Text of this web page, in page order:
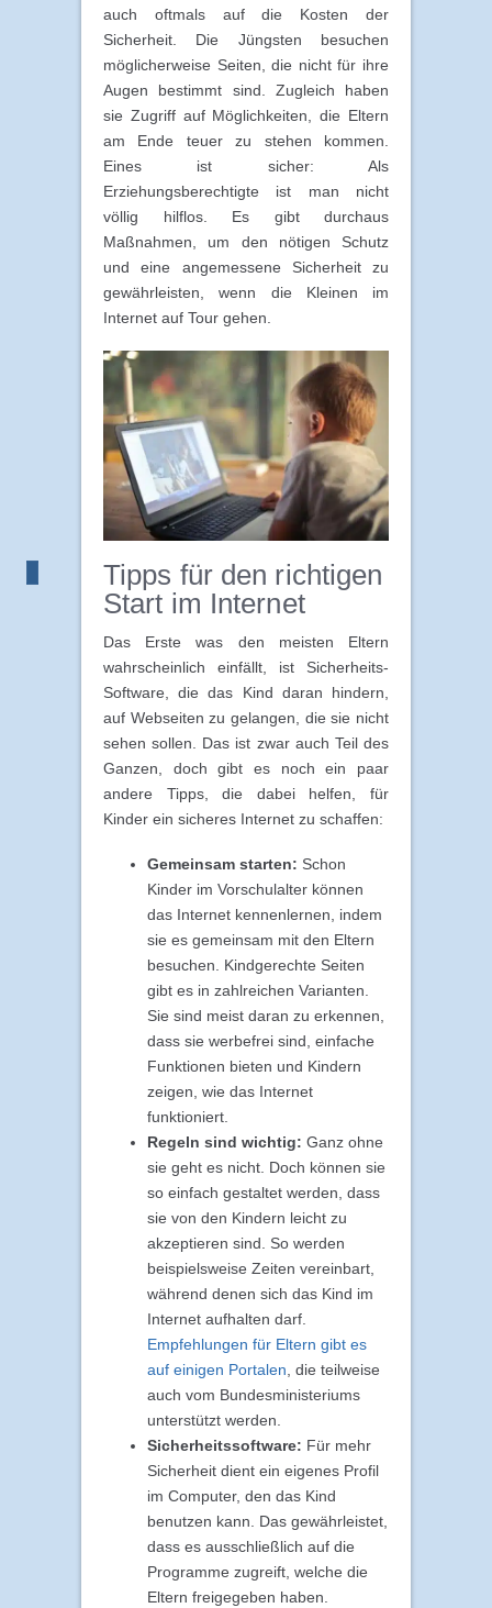
auch oftmals auf die Kosten der
Sicherheit. Die Jüngsten besuchen
möglicherweise Seiten, die nicht für ihre
Augen bestimmt sind. Zugleich haben
sie Zugriff auf Möglichkeiten, die Eltern
am Ende teuer zu stehen kommen.
Eines ist sicher: Als
Erziehungsberechtigte ist man nicht
völlig hilflos. Es gibt durchaus
Maßnahmen, um den nötigen Schutz
und eine angemessene Sicherheit zu
gewährleisten, wenn die Kleinen im
Internet auf Tour gehen.
Tipps für den richtigen
Start im Internet
Das Erste was den meisten Eltern
wahrscheinlich einfällt, ist Sicherheits-
Software, die das Kind daran hindern,
auf Webseiten zu gelangen, die sie nicht
sehen sollen. Das ist zwar auch Teil des
Ganzen, doch gibt es noch ein paar
andere Tipps, die dabei helfen, für
Kinder ein sicheres Internet zu schaffen:
Gemeinsam starten: Schon
Kinder im Vorschulalter können
das Internet kennenlernen, indem
sie es gemeinsam mit den Eltern
besuchen. Kindgerechte Seiten
gibt es in zahlreichen Varianten.
Sie sind meist daran zu erkennen,
dass sie werbefrei sind, einfache
Funktionen bieten und Kindern
zeigen, wie das Internet
funktioniert.
Regeln sind wichtig: Ganz ohne
sie geht es nicht. Doch können sie
so einfach gestaltet werden, dass
sie von den Kindern leicht zu
akzeptieren sind. So werden
beispielsweise Zeiten vereinbart,
während denen sich das Kind im
Internet aufhalten darf.
Empfehlungen für Eltern gibt es
auf einigen Portalen , die teilweise
auch vom Bundesministeriums
unterstützt werden.
Sicherheitssoftware: Für mehr
Sicherheit dient ein eigenes Profil
im Computer, den das Kind
benutzen kann. Das gewährleistet,
dass es ausschließlich auf die
Programme zugreift, welche die
Eltern freigegeben haben.